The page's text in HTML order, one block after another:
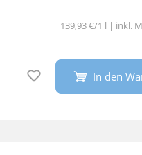
139,93 €/1 l | inkl.
Auf den Merkzettel
In den